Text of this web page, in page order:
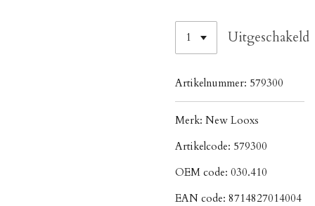
Uitgeschakeld
Artikelnummer: 579300
Merk: New Looxs
Artikelcode: 579300
OEM code: 030.410
EAN code: 8714827014004